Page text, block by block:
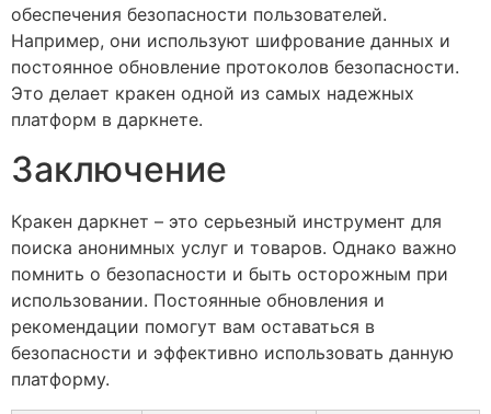
обеспечения безопасности пользователей.
Например, они используют шифрование данных и
постоянное обновление протоколов безопасности.
Это делает кракен одной из самых надежных
платформ в даркнете.
Заключение
Кракен даркнет – это серьезный инструмент для
поиска анонимных услуг и товаров. Однако важно
помнить о безопасности и быть осторожным при
использовании. Постоянные обновления и
рекомендации помогут вам оставаться в
безопасности и эффективно использовать данную
платформу.